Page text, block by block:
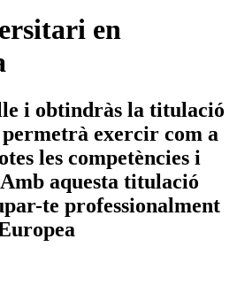
en
i obtindràs la titulació
exercir com a
les competències i
aquesta titulació
te professionalment